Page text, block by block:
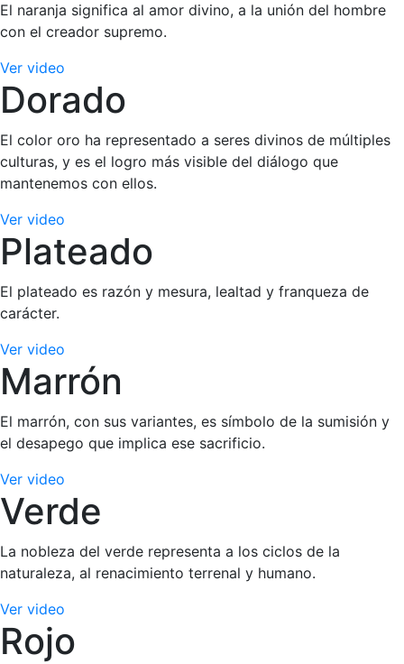
El naranja significa al amor divino, a la unión del hombre
con el creador supremo.
Ver video
Dorado
El color oro ha representado a seres divinos de múltiples
culturas, y es el logro más visible del diálogo que
mantenemos con ellos.
Ver video
Plateado
El plateado es razón y mesura, lealtad y franqueza de
carácter.
Ver video
Marrón
El marrón, con sus variantes, es símbolo de la sumisión y
el desapego que implica ese sacrificio.
Ver video
Verde
La nobleza del verde representa a los ciclos de la
naturaleza, al renacimiento terrenal y humano.
Ver video
Rojo